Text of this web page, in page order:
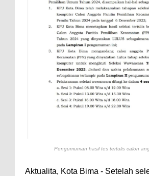
Perairan
Perkuat
Kapolres Bima
Kejari dan
Nobar Piala
Inggris, Polres
Silaturahmi
Spanyol di
Wali Kota
Pengumuman hasil tes tertulis calon
Aktualita, Kota Bima - Setelah